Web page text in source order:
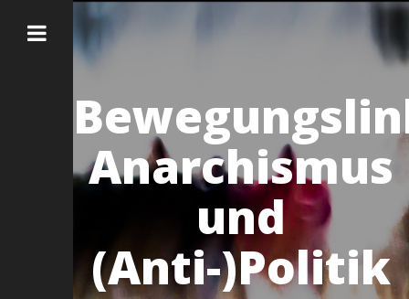
Anarchismus
und
(Anti-)Politik